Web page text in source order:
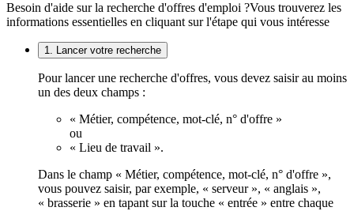
Besoin d'aide sur la recherche d'offres d'emploi ?Vous trouverez les
informations essentielles en cliquant sur l'étape qui vous intéresse
1. Lancer votre recherche
Pour lancer une recherche d'offres, vous devez saisir au moins
un des deux champs :
« Métier, compétence, mot-clé, n° d'offre »
ou
« Lieu de travail ».
Dans le champ « Métier, compétence, mot-clé, n° d'offre »,
vous pouvez saisir, par exemple, « serveur », « anglais »,
« brasserie » en tapant sur la touche « entrée » entre chaque